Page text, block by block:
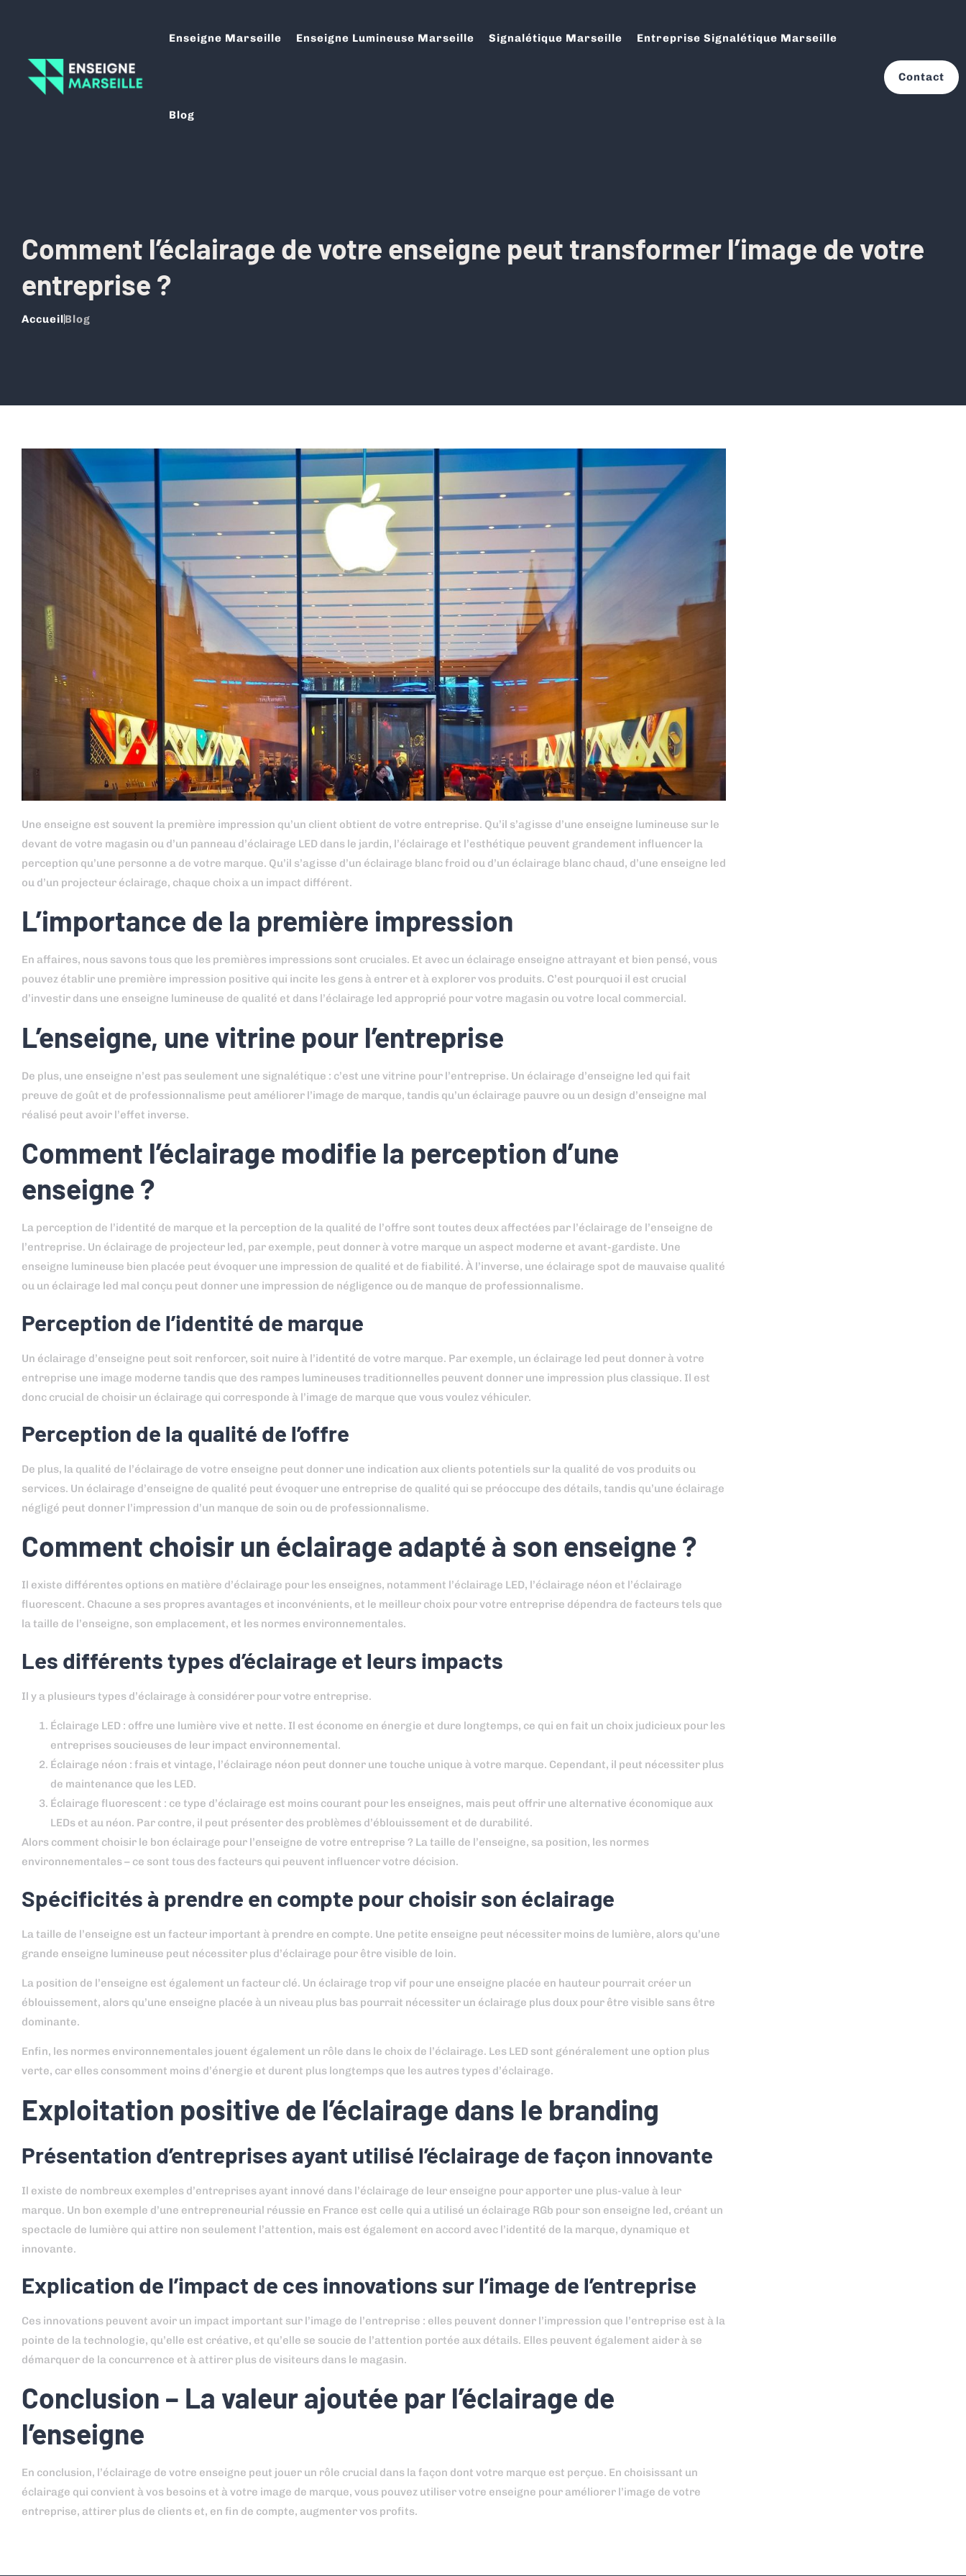
Enseigne Marseille Enseigne Lumineuse Marseille Signalétique Marseille Entreprise Signalétique Marseille
Blog
Contact
Comment l’éclairage de votre enseigne peut transformer l’image de votre
entreprise ?
AccueilBlog
Une enseigne est souvent la première impression qu’un client obtient de votre entreprise. Qu’il s’agisse d’une enseigne lumineuse sur le
devant de votre magasin ou d’un panneau d’éclairage LED dans le jardin, l’éclairage et l’esthétique peuvent grandement influencer la
perception qu’une personne a de votre marque. Qu’il s’agisse d’un éclairage blanc froid ou d’un éclairage blanc chaud, d’une enseigne led
ou d’un projecteur éclairage, chaque choix a un impact différent.
L’importance de la première impression
En affaires, nous savons tous que les premières impressions sont cruciales. Et avec un éclairage enseigne attrayant et bien pensé, vous
pouvez établir une première impression positive qui incite les gens à entrer et à explorer vos produits. C’est pourquoi il est crucial
d’investir dans une enseigne lumineuse de qualité et dans l’éclairage led approprié pour votre magasin ou votre local commercial.
L’enseigne, une vitrine pour l’entreprise
De plus, une enseigne n’est pas seulement une signalétique : c’est une vitrine pour l’entreprise. Un éclairage d’enseigne led qui fait
preuve de goût et de professionnalisme peut améliorer l’image de marque, tandis qu’un éclairage pauvre ou un design d’enseigne mal
réalisé peut avoir l’effet inverse.
Comment l’éclairage modifie la perception d’une
enseigne ?
La perception de l’identité de marque et la perception de la qualité de l’offre sont toutes deux affectées par l’éclairage de l’enseigne de
l’entreprise. Un éclairage de projecteur led, par exemple, peut donner à votre marque un aspect moderne et avant-gardiste. Une
enseigne lumineuse bien placée peut évoquer une impression de qualité et de fiabilité. À l’inverse, une éclairage spot de mauvaise qualité
ou un éclairage led mal conçu peut donner une impression de négligence ou de manque de professionnalisme.
Perception de l’identité de marque
Un éclairage d’enseigne peut soit renforcer, soit nuire à l’identité de votre marque. Par exemple, un éclairage led peut donner à votre
entreprise une image moderne tandis que des rampes lumineuses traditionnelles peuvent donner une impression plus classique. Il est
donc crucial de choisir un éclairage qui corresponde à l’image de marque que vous voulez véhiculer.
Perception de la qualité de l’offre
De plus, la qualité de l’éclairage de votre enseigne peut donner une indication aux clients potentiels sur la qualité de vos produits ou
services. Un éclairage d’enseigne de qualité peut évoquer une entreprise de qualité qui se préoccupe des détails, tandis qu’une éclairage
négligé peut donner l’impression d’un manque de soin ou de professionnalisme.
Comment choisir un éclairage adapté à son enseigne ?
Il existe différentes options en matière d’éclairage pour les enseignes, notamment l’éclairage LED, l’éclairage néon et l’éclairage
fluorescent. Chacune a ses propres avantages et inconvénients, et le meilleur choix pour votre entreprise dépendra de facteurs tels que
la taille de l’enseigne, son emplacement, et les normes environnementales.
Les différents types d’éclairage et leurs impacts
Il y a plusieurs types d’éclairage à considérer pour votre entreprise.
Éclairage LED : offre une lumière vive et nette. Il est économe en énergie et dure longtemps, ce qui en fait un choix judicieux pour les
entreprises soucieuses de leur impact environnemental.
Éclairage néon : frais et vintage, l’éclairage néon peut donner une touche unique à votre marque. Cependant, il peut nécessiter plus
de maintenance que les LED.
Éclairage fluorescent : ce type d’éclairage est moins courant pour les enseignes, mais peut offrir une alternative économique aux
LEDs et au néon. Par contre, il peut présenter des problèmes d’éblouissement et de durabilité.
Alors comment choisir le bon éclairage pour l’enseigne de votre entreprise ? La taille de l’enseigne, sa position, les normes
environnementales – ce sont tous des facteurs qui peuvent influencer votre décision.
Spécificités à prendre en compte pour choisir son éclairage
La taille de l’enseigne est un facteur important à prendre en compte. Une petite enseigne peut nécessiter moins de lumière, alors qu’une
grande enseigne lumineuse peut nécessiter plus d’éclairage pour être visible de loin.
La position de l’enseigne est également un facteur clé. Un éclairage trop vif pour une enseigne placée en hauteur pourrait créer un
éblouissement, alors qu’une enseigne placée à un niveau plus bas pourrait nécessiter un éclairage plus doux pour être visible sans être
dominante.
Enfin, les normes environnementales jouent également un rôle dans le choix de l’éclairage. Les LED sont généralement une option plus
verte, car elles consomment moins d’énergie et durent plus longtemps que les autres types d’éclairage.
Exploitation positive de l’éclairage dans le branding
Présentation d’entreprises ayant utilisé l’éclairage de façon innovante
Il existe de nombreux exemples d’entreprises ayant innové dans l’éclairage de leur enseigne pour apporter une plus-value à leur
marque. Un bon exemple d’une entrepreneurial réussie en France est celle qui a utilisé un éclairage RGb pour son enseigne led, créant un
spectacle de lumière qui attire non seulement l’attention, mais est également en accord avec l’identité de la marque, dynamique et
innovante.
Explication de l’impact de ces innovations sur l’image de l’entreprise
Ces innovations peuvent avoir un impact important sur l’image de l’entreprise : elles peuvent donner l’impression que l’entreprise est à la
pointe de la technologie, qu’elle est créative, et qu’elle se soucie de l’attention portée aux détails. Elles peuvent également aider à se
démarquer de la concurrence et à attirer plus de visiteurs dans le magasin.
Conclusion – La valeur ajoutée par l’éclairage de
l’enseigne
En conclusion, l’éclairage de votre enseigne peut jouer un rôle crucial dans la façon dont votre marque est perçue. En choisissant un
éclairage qui convient à vos besoins et à votre image de marque, vous pouvez utiliser votre enseigne pour améliorer l’image de votre
entreprise, attirer plus de clients et, en fin de compte, augmenter vos profits.